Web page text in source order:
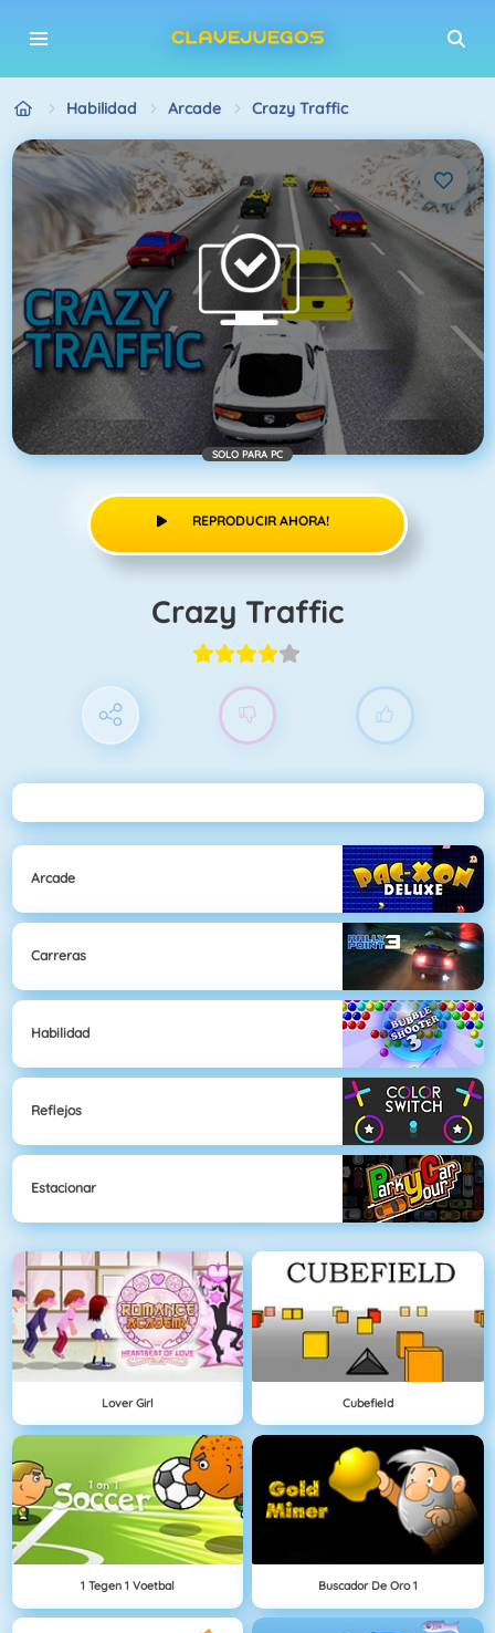
Habilidad Arcade Crazy Traffic
SOLO PARA PC
REPRODUCIR AHORA!
Crazy Traffic
Arcade
Carreras
Habilidad
Reflejos
Estacionar
Lover Girl Cubefield
1 Tegen 1 Voetbal Buscador De Oro 1